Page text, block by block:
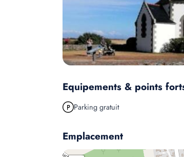
Equipements & points
Parking gratuit
Emplacement